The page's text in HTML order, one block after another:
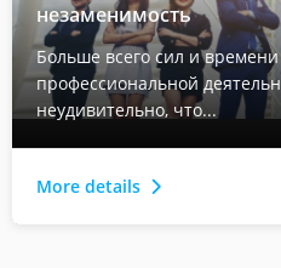
незаменимость
Больше всего сил и времени
профессиональной
неудивительно, что...
More details